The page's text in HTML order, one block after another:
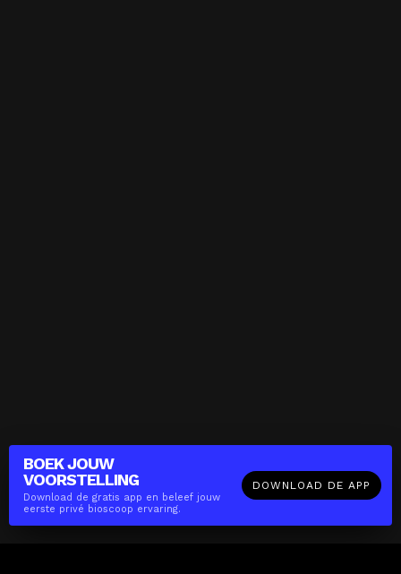
BOEK JOUW
VOORSTELLING
Download de gratis app en beleef jouw
eerste privé bioscoop ervaring.
DOWNLOAD DE APP